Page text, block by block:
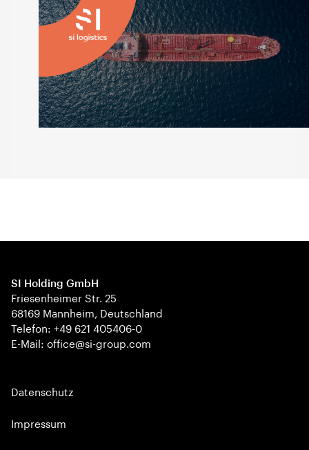
SI Holding GmbH
Friesenheimer Str. 25
68169 Mannheim, Deutschland
Telefon: +49 621 405406-0
E-Mail: office@si-group.com
Datenschutz
Impressum